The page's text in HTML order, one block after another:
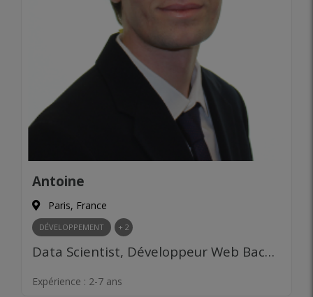
Antoine
Paris, France
DÉVELOPPEMENT + 2
Data Scientist, Développeur Web Back-end, Machine Learning, Deep Learning, Computer Vision, Développeur fullstack
Expérience : 2-7 ans